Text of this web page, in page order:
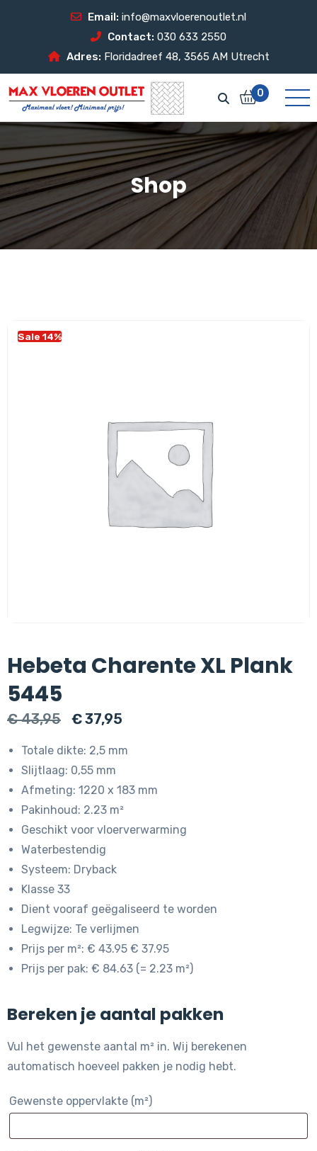
Email: info@maxvloerenoutlet.nl
Contact: 030 633 2550
Adres: Floridadreef 48, 3565 AM Utrecht
0
Shop
Sale 14%
Hebeta Charente XL Plank
5445
€43,95
Oorspronkelijke
€ 43,95.
€37,95
€ 37,95.
Totale dikte: 2,5 mm
Slijtlaag: 0,55 mm
Afmeting: 1220 x 183 mm
Pakinhoud: 2.23 m²
Geschikt voor vloerverwarming
Waterbestendig
Systeem: Dryback
Klasse 33
Dient vooraf geëgaliseerd te worden
Legwijze: Te verlijmen
Prijs per m²: € 43.95 € 37.95
Prijs per pak: € 84.63 (= 2.23 m²)
Bereken je aantal pakken
Vul het gewenste aantal m² in. Wij berekenen
automatisch hoeveel pakken je nodig hebt.
Gewenste oppervlakte (m²)